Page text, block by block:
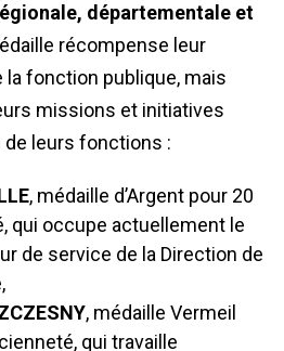
départementale et
récompense leur
la fonction publique, mais
missions et initiatives
de leurs fonctions :
, médaille d’Argent pour 20
qui occupe actuellement le
de service de la Direction de
, médaille Vermeil
qui travaille